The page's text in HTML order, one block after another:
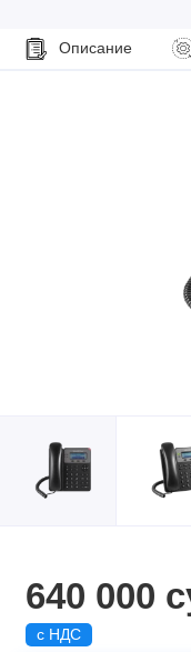
Описание
640 000
с НДС